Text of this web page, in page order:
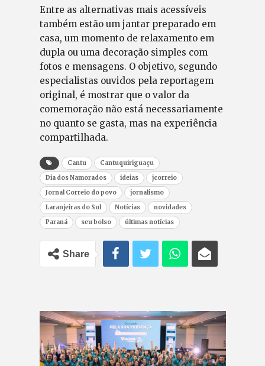
Entre as alternativas mais acessíveis
também estão um jantar preparado em
casa, um momento de relaxamento em
dupla ou uma decoração simples com
fotos e mensagens. O objetivo, segundo
especialistas ouvidos pela reportagem
original, é mostrar que o valor da
comemoração não está necessariamente
no quanto se gasta, mas na experiência
compartilhada.
Cantu
Cantuquiriguaçu
Dia dos Namorados
ideias
jcorreio
Jornal Correio do povo
jornalismo
Laranjeiras do Sul
Notícias
novidades
Paraná
seu bolso últimas notícias
Share